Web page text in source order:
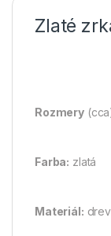
Zlaté
Rozmery
Farba: zlatá
Materiál: